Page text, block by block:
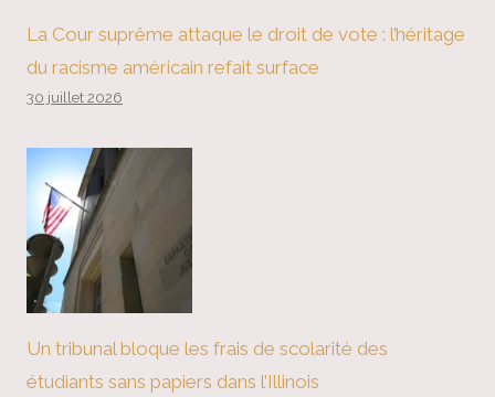
La Cour suprême attaque le droit de vote : l’héritage
du racisme américain refait surface
30 juillet 2026
Un tribunal bloque les frais de scolarité des
étudiants sans papiers dans l’Illinois